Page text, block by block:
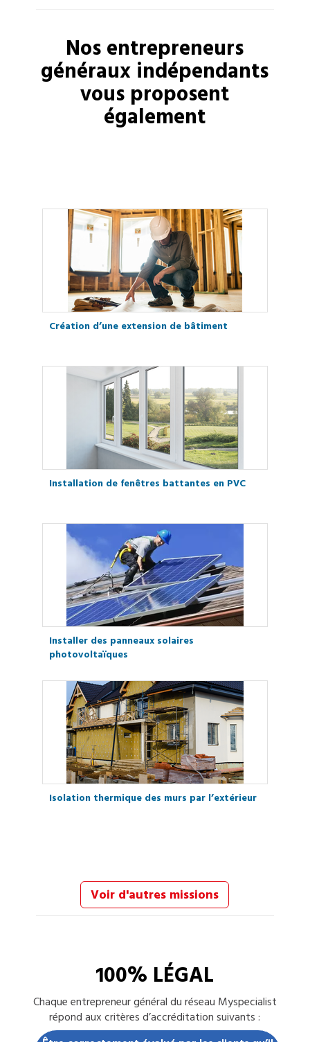
Nos entrepreneurs
généraux indépendants
vous proposent
également
Création d’une extension de bâtiment
Installation de fenêtres battantes en PVC
Installer des panneaux solaires
photovoltaïques
Isolation thermique des murs par l’extérieur
Voir d'autres missions
100% LÉGAL
Chaque entrepreneur général du réseau Myspecialist
répond aux critères d’accréditation suivants :